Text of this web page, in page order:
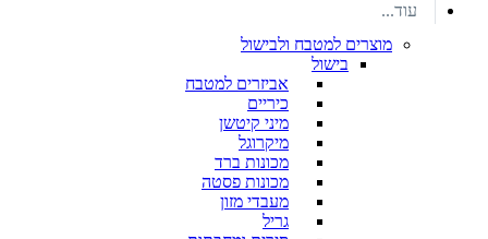
עוד...
מוצרים למטבח ולבישול
בישול
אביזרים למטבח
כיריים
מיני קיטשן
מיקרוגל
מכונות ברד
מכונות פסטה
מעבדי מזון
גריל